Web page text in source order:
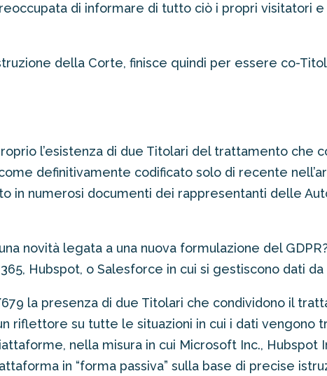
di informare di tutto ciò i propri visitatori
della Corte, finisce quindi per essere co-
l’esistenza di due Titolari del trattamento che
definitivamente codificato solo di recente
in numerosi documenti dei rappresentanti delle
novità legata a una nuova formulazione del
Hubspot, o Salesforce in cui si gestiscono dati
la presenza di due Titolari che condividono il
riflettore su tutte le situazioni in cui i dati vengono
nella misura in cui Microsoft Inc., Hubspot
in “forma passiva” sulla base di precise